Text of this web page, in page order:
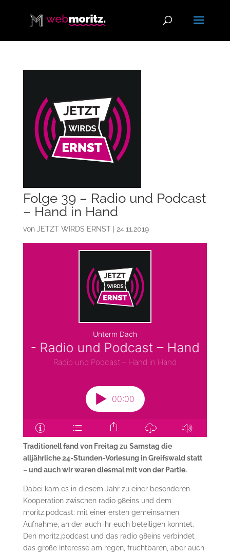
Folge 39 – Radio und Podcast
– Hand in Hand
von JETZT WIRDS ERNST| 24.11.2019
Traditionell fand von Freitag zu Samstag die
alljährliche 24-Stunden-Vorlesung in Greifswald statt
– und auch wir waren diesmal mit von der Partie.
Dabei kam es in diesem Jahr zu einer besonderen
Kooperation zwischen radio 98eins und dem
moritz.podcast: mit einer ersten gemeinsamen
Aufnahme, an der auch ihr euch beteiligen konntet.
Den moritz.podcast und das radio 98eins verbindet
das große Interesse am regen, fruchtbaren, aber auch